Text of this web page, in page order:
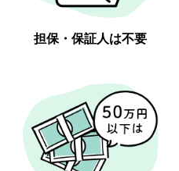
担保・保証人は不要